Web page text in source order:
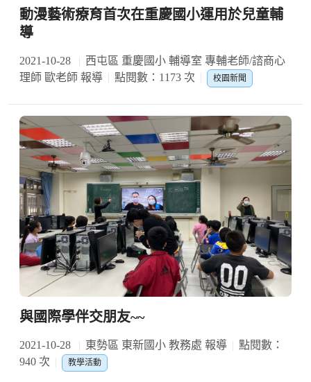
動漫藝術療育首次在重慶國小運用於兒童輔
導
2021-10-28
西屯區 重慶國小 輔導室 專輔老師/諮商心
理師 歐老師 報導
點閱數：1173 次 校園新聞
與國際學伴交朋友~~
2021-10-28 東勢區 東新國小 教務處 報導
點閱數：
940 次
教學活動